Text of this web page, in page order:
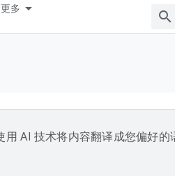
更多
AI 技术将内容翻译成您偏好的